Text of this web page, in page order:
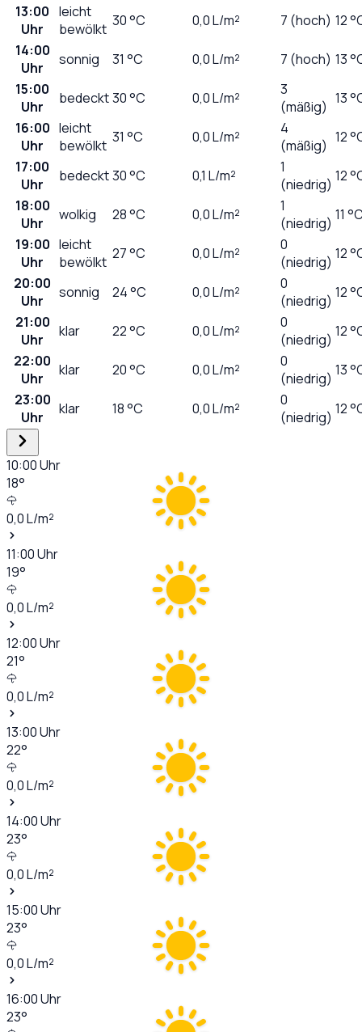
13:00
Uhr
leicht
bewölkt 30°C 0,0L/m² 7 (hoch) 12
14:00
Uhr
sonnig 31 °C 0,0L/m² 7 (hoch) 13
15:00
Uhr
bedeckt30°C 0,0L/m²
3
(mäßig) 13
16:00
Uhr
leicht
bewölkt 31 °C 0,0L/m²
4
(mäßig) 12
17:00
Uhr
bedeckt30°C 0,1 L/m²
1
(niedrig) 12
18:00
Uhr
wolkig 28°C 0,0L/m²
1
(niedrig) 11
19:00
Uhr
leicht
bewölkt 27°C 0,0L/m²
0
(niedrig) 12
20:00
Uhr
sonnig 24°C 0,0L/m²
0
(niedrig) 12
21:00
Uhr
klar 22°C 0,0L/m²
0
(niedrig) 12
22:00
Uhr
klar 20°C 0,0L/m²
0
(niedrig) 13
23:00
Uhr
klar 18°C 0,0L/m²
0
(niedrig) 12
10:00Uhr
18°
0,0L/m²
11:00Uhr
19°
0,0L/m²
12:00Uhr
21°
0,0L/m²
13:00Uhr
22°
0,0L/m²
14:00Uhr
23°
0,0L/m²
15:00Uhr
23°
0,0L/m²
16:00Uhr
23°